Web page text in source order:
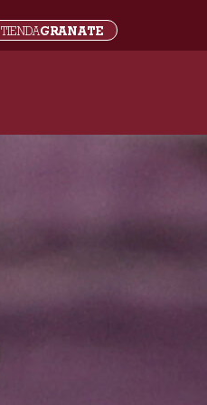
TIENDAGRANATE